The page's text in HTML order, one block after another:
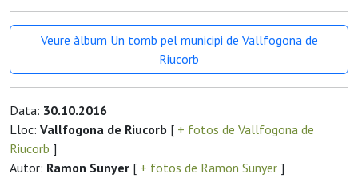
Veure àlbum Un tomb pel municipi de Vallfogona de
Riucorb
Data: 30.10.2016
Lloc: Vallfogona de Riucorb [ + fotos de Vallfogona de
Riucorb ]
Autor: Ramon Sunyer [ + fotos de Ramon Sunyer ]